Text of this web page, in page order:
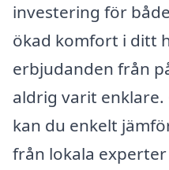
investering för
ökad komfort i ditt
erbjudanden från
aldrig varit
kan du enkelt
från lokala